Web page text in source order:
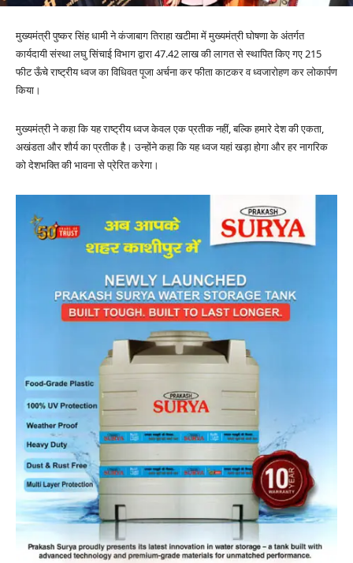
मुख्यमंत्री पुष्कर सिंह धामी ने कंजाबाग तिराहा खटीमा में मुख्यमंत्री घोषणा के अंतर्गत
कार्यदायी संस्था लघु सिंचाई विभाग द्वारा 47.42 लाख की लागत से स्थापित किए गए 215
फीट ऊँचे राष्ट्रीय ध्वज का विधिवत पूजा अर्चना कर फीता काटकर व ध्वजारोहण कर लोकार्पण
किया।
मुख्यमंत्री ने कहा कि यह राष्ट्रीय ध्वज केवल एक प्रतीक नहीं, बल्कि हमारे देश की एकता,
अखंडता और शौर्य का प्रतीक है। उन्होंने कहा कि यह ध्वज यहां खड़ा होगा और हर नागरिक
को देशभक्ति की भावना से प्रेरित करेगा।